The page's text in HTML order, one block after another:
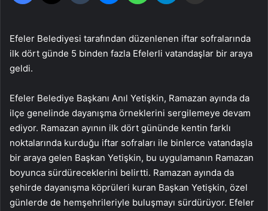
Efeler Belediyesi tarafından düzenlenen iftar sofralarında
ilk dört günde 5 binden fazla Efelerli vatandaşlar bir araya
geldi.
Efeler Belediye Başkanı Anıl Yetişkin, Ramazan ayında da
ilçe genelinde dayanışma örneklerini sergilemeye devam
ediyor. Ramazan ayının ilk dört gününde kentin farklı
noktalarında kurduğu iftar sofraları ile binlerce vatandaşla
bir araya gelen Başkan Yetişkin, bu uygulamanın Ramazan
boyunca sürdüreceklerini belirtti. Ramazan ayında da
şehirde dayanışma köprüleri kuran Başkan Yetişkin, özel
günlerde de hemşehrileriyle buluşmayı sürdürüyor. Efeler